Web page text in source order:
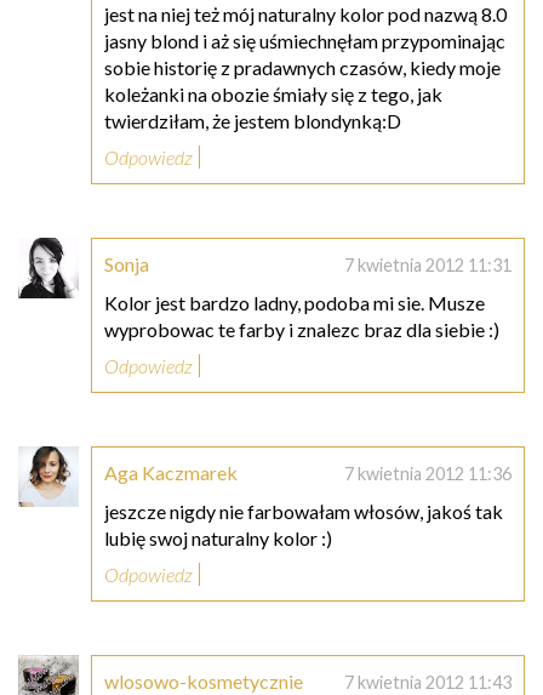
jest na niej też mój naturalny kolor pod nazwą 8.0
jasny blond i aż się uśmiechnęłam przypominając
sobie historię z pradawnych czasów, kiedy moje
koleżanki na obozie śmiały się z tego, jak
twierdziłam, że jestem blondynką:D
Odpowiedz
Sonja 7 kwietnia 2012 11:31
Kolor jest bardzo ladny, podoba mi sie. Musze
wyprobowac te farby i znalezc braz dla siebie :)
Odpowiedz
Aga Kaczmarek 7 kwietnia 2012 11:36
jeszcze nigdy nie farbowałam włosów, jakoś tak
lubię swoj naturalny kolor :)
Odpowiedz
wlosowo-kosmetycznie 7 kwietnia 2012 11:43